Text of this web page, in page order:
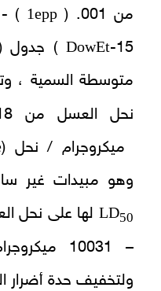
من 001. (
1epp
15-
DowEt
متوسطة السمية ،
نحل العسل من 2,018 (
ميكروجرام / نحل (
وهو مبيدات غير
LD50 لها على نحل
– 10031 ميكروجرام / نحل (6936-
ولتخفيف حدة أضرار